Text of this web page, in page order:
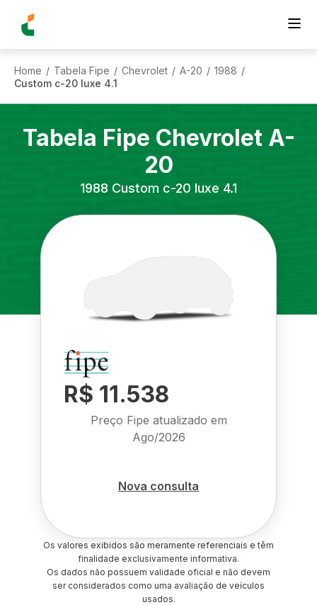
Home / Tabela Fipe / Chevrolet / A-20 / 1988 /
Custom c-20 luxe 4.1
Tabela Fipe Chevrolet A-
20
1988 Custom c-20 luxe 4.1
R$ 11.538
Preço Fipe atualizado em
Ago/2026
Nova consulta
Os valores exibidos são meramente referenciais e têm
finalidade exclusivamente informativa.
Os dados não possuem validade oficial e não devem
ser considerados como uma avaliação de veículos
usados.